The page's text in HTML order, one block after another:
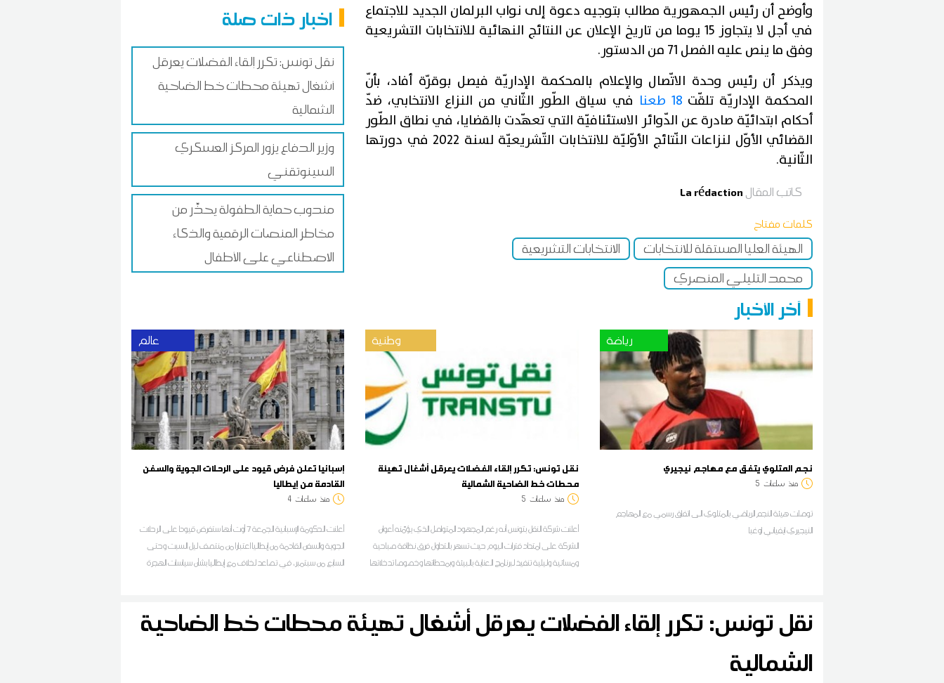
اخبار ذات صلة
نقل تونس: تكرر إلقاء الفضلات يعرقل
أشغال تهيئة محطات خط الضاحية
الشمالية
وزير الدفاع يزور المركز العسكري
السينوتقني
مندوب حماية الطفولة يحذّر من
مخاطر المنصات الرقمية والذكاء
الاصطناعي على الأطفال
وأوضح أن رئيس الجمهورية مطالب بتوجيه دعوة إلى نواب البرلمان الجديد للاجتماع
في أجل لا يتجاوز 15 يوما من تاريخ الإعلان عن النتائج النهائية للانتخابات التشريعية
وفق ما ينص عليه الفصل 71 من الدستور.
ويذكر أن رئيس وحدة الاتّصال والإعلام بالمحكمة الإداريّة فيصل بوقرّة أفاد، بأنّ
المحكمة الإداريّة تلقّت 18 طعنا
في سياق الطّور الثّاني من النزاع الانتخابي، ضدّ
أحكام ابتدائيّة صادرة عن الدّوائر الاستئنافيّة التي تعهّدت بالقضايا، في نطاق الطّور
القضائي الأوّل لنزاعات النّتائج الأوّليّة للانتخابات التّشريعيّة لسنة 2022 في دورتها
الثّانية.
كاتب المقال La rédaction
كلمات مفتاح
الهيئة العليا المستقلة للانتخابات
الانتخابات التشريعية
محمد التليلي المنصري
آخر الأخبار
عالم
إسبانيا تعلن فرض قيود على الرحلات الجوية والسفن
القادمة من إيطاليا
منذ ساعات 4
أعلنت الحكومة الإسبانية الجمعة 7 أوت أنها ستفرض قيودا على الرحلات
الجوية والسفن القادمة من إيطاليا اعتبارا من منتصف ليل السبت وحتى
السابع من سبتمبر، في تصاعد لخلاف مع إيطاليا بشأن سياسات الهجرة
وطنية
نقل تونس: تكرر إلقاء الفضلات يعرقل أشغال تهيئة
محطات خط الضاحية الشمالية
منذ ساعات 5
أعلنت شركة النقل بتونس أنه رغم المجهود المتواصل الذي يؤمّنه أعوان
الشركة على امتداد فترات اليوم حيث تسهر بالتداول فرق نظافة صباحية
ومسائية وليلية تنفيذ لبرنامج العناية بالبيئة وبمحطاتها وخصوصا تدخلاتها
الخط ت.ح.م مازالت عرضة للاعتداءات من قبل المتساكنين وأصحاب
المحلات التجارية المجاورين لهذه الفضاءات
رياضة
نجم المتلوي يتفق مع مهاجم نيجيري
منذ ساعات 5
توصلت هيئة النجم الرياضي بالمتلوي الى اتفاق رسمي مع المهاجم
النيجيري ايفياني اوغبا
نقل تونس: تكرر إلقاء الفضلات يعرقل أشغال تهيئة محطات خط الضاحية
الشمالية